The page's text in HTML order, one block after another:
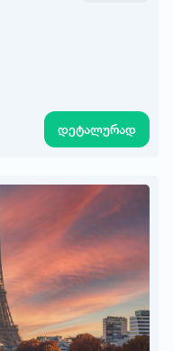
დეტალურად